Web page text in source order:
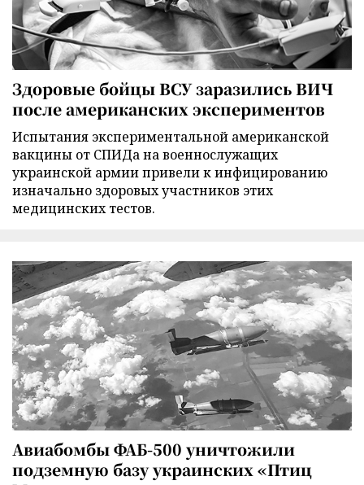
Здоровые бойцы ВСУ заразились ВИЧ
после американских экспериментов
Испытания экспериментальной американской
вакцины от СПИДа на военнослужащих
украинской армии привели к инфицированию
изначально здоровых участников этих
медицинских тестов.
Авиабомбы ФАБ-500 уничтожили
подземную базу украинских «Птиц